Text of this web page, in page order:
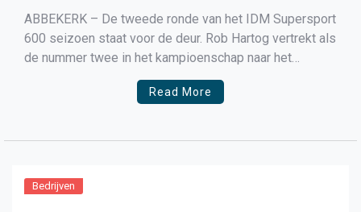
ABBEKERK – De tweede ronde van het IDM Supersport
600 seizoen staat voor de deur. Rob Hartog vertrekt als
de nummer twee in het kampioenschap naar het
Autodrom Most in Tsjechië, een nieuw circuit voor de
coureur van het Füsport – RT Motorsports by SKM –
Read More
Bedrijven